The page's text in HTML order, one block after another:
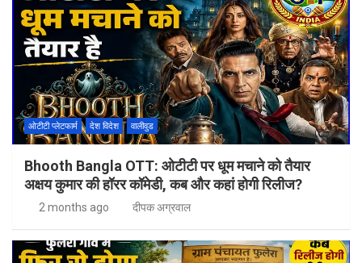
ओटीटी प्लेटफार्म देश विदेश वालीवुड
Bhooth Bangla OTT: ओटीटी पर धूम मचाने को तैयार
अक्षय कुमार की हॉरर कॉमेडी, कब और कहां होगी रिलीज?
2 months ago दीपक अग्रवाल